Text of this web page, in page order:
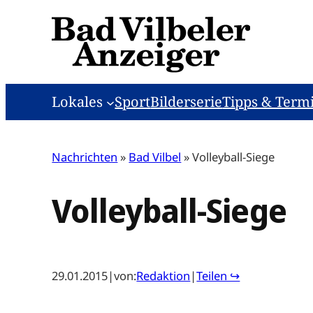
Lokales SportBilderserieTipps &
Nachrichten » Bad Vilbel »Volleyball-Siege
Volleyball-Siege
29.01.2015|von:Redaktion |Teilen ↪